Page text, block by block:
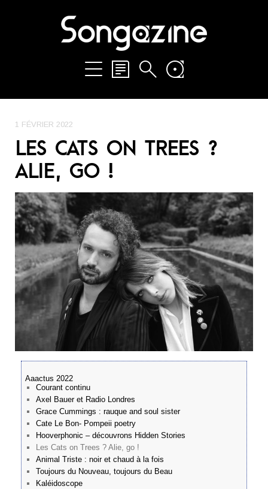
1 FÉVRIER 2022
LES CATS ON TREES ?
ALIE, GO !
Aaactus 2022
Courant continu
Axel Bauer et Radio Londres
Grace Cummings : rauque and soul sister
Cate Le Bon- Pompeii poetry
Hooverphonic – découvrons Hidden Stories
Les Cats on Trees ? Alie, go !
Animal Triste : noir et chaud à la fois
Toujours du Nouveau, toujours du Beau
Kaléidoscope